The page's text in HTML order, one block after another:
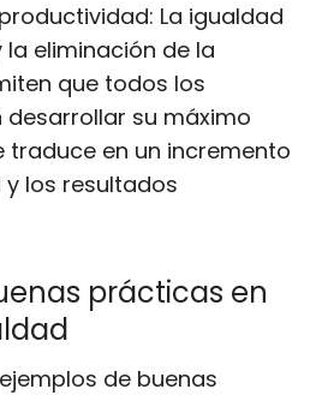
La igualdad
eliminación de la
que todos los
su máximo
traduce en un incremento
los resultados
prácticas en
de buenas